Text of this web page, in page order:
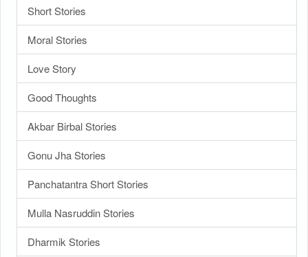
Short Stories
Moral Stories
Love Story
Good Thoughts
Akbar Birbal Stories
Gonu Jha Stories
Panchatantra Short Stories
Mulla Nasruddin Stories
Dharmik Stories